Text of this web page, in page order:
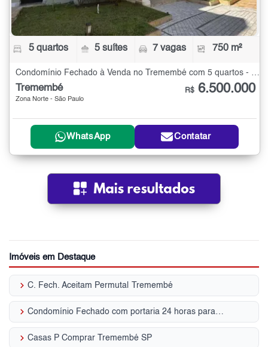
5 quartos 5 suítes 7 vagas 750 m²
Condomínio Fechado à Venda no Tremembé com 5 quartos - 750 m²
Tremembé
Zona Norte - São Paulo
R$ 6.500.000
WhatsApp Contatar
Imóveis em Destaque
keyboard_arrow_right C. Fech. Aceitam Permuta| Tremembé
keyboard_arrow_right Condomínio Fechado com portaria 24 horas para Venda | Tremembé
keyboard_arrow_right Casas P Comprar Tremembé SP